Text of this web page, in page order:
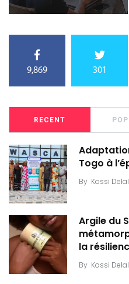
9,869 301
RECENT
Togo à
By Kossi
Argile du
la
By Kossi